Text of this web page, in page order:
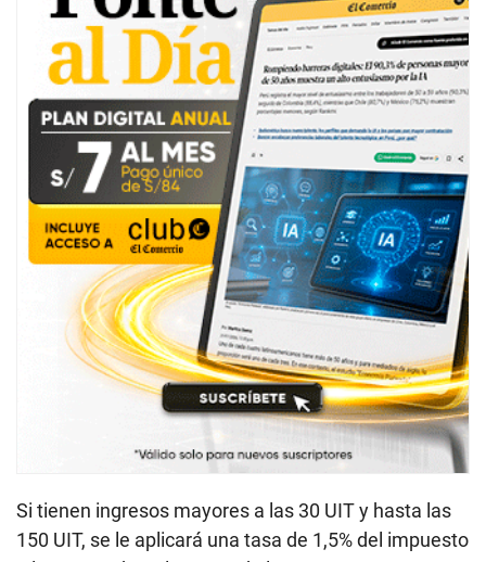
Si tienen ingresos mayores a las 30 UIT y hasta las
150 UIT, se le aplicará una tasa de 1,5% del impuesto